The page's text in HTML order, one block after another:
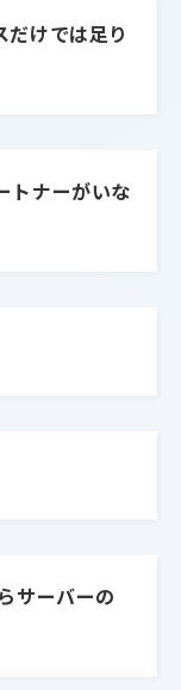
けでは足り
トナーがいな
サーバーの